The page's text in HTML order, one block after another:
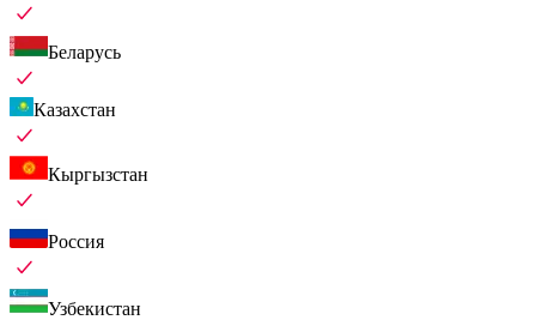
Беларусь
Казахстан
Кыргызстан
Россия
Узбекистан